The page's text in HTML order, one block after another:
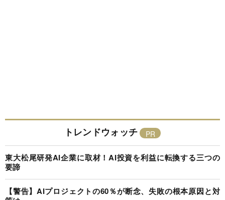
トレンドウォッチ
東大松尾研発AI企業に取材！AI投資を利益に転換する三つの
要諦
【警告】AIプロジェクトの60％が断念、失敗の根本原因と対